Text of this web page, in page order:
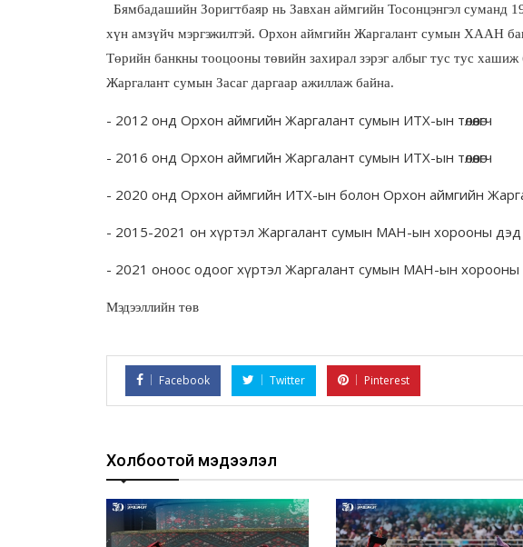
Бямбадашийн Зоригтбаяр нь Завхан аймгийн Тосонцэнгэл суманд
хүн амзүйч мэргэжилтэй. Орхон аймгийн Жаргалант сумын ХААН
Төрийн банкны тооцооны төвийн захирал зэрэг албыг тус тус
Жаргалант сумын Засаг даргаар ажиллаж байна.
- 2012 онд Орхон аймгийн Жаргалант сумын ИТХ-ын төлөөлөгч
- 2016 онд Орхон аймгийн Жаргалант сумын ИТХ-ын төлөөлөгч
- 2020 онд Орхон аймгийн ИТХ-ын болон Орхон аймгийн
- 2015-2021 он хүртэл Жаргалант сумын МАН-ын хорооны дэд
- 2021 оноос одоог хүртэл Жаргалант сумын МАН-ын хорооны
Мэдээллийн төв
Facebook Twitter Pinterest
Холбоотой мэдээлэл